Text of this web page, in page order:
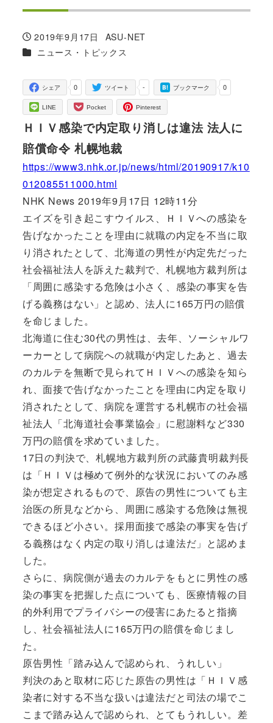
投稿日
2019年9月17日
著
者
ASU-NET
カテゴリー
ニュース・トピックス
0
シェア -
ツイート 0
ブックマーク
LINE Pocket Pinterest
ＨＩＶ感染で内定取り消しは違法 法人に
賠償命令 札幌地裁
https://www3.nhk.or.jp/news/html/20190917/k10
012085511000.html
NHK News 2019年9月17日 12時11分
エイズを引き起こすウイルス、ＨＩＶへの感染を
告げなかったことを理由に就職の内定を不当に取
り消されたとして、北海道の男性が内定先だった
社会福祉法人を訴えた裁判で、札幌地方裁判所は
「周囲に感染する危険は小さく、感染の事実を告
げる義務はない」と認め、法人に165万円の賠償
を命じました。
北海道に住む30代の男性は、去年、ソーシャルワ
ーカーとして病院への就職が内定したあと、過去
のカルテを無断で見られてＨＩＶへの感染を知ら
れ、面接で告げなかったことを理由に内定を取り
消されたとして、病院を運営する札幌市の社会福
祉法人「北海道社会事業協会」に慰謝料など330
万円の賠償を求めていました。
17日の判決で、札幌地方裁判所の武藤貴明裁判長
は「ＨＩＶは極めて例外的な状況においてのみ感
染が想定されるもので、原告の男性についても主
治医の所見などから、周囲に感染する危険は無視
できるほど小さい。採用面接で感染の事実を告げ
る義務はなく内定の取り消しは違法だ」と認めま
した。
さらに、病院側が過去のカルテをもとに男性の感
染の事実を把握した点についても、医療情報の目
的外利用でプライバシーの侵害にあたると指摘
し、社会福祉法人に165万円の賠償を命じまし
た。
原告男性「踏み込んで認められ、うれしい」
判決のあと取材に応じた原告の男性は「ＨＩＶ感
染者に対する不当な扱いは違法だと司法の場でこ
こまで踏み込んで認められ、とてもうれしい。差